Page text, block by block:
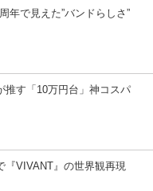
年で見えた”バンドらしさ”
推す「10万円台」神コスパ
『VIVANT』の世界観再現